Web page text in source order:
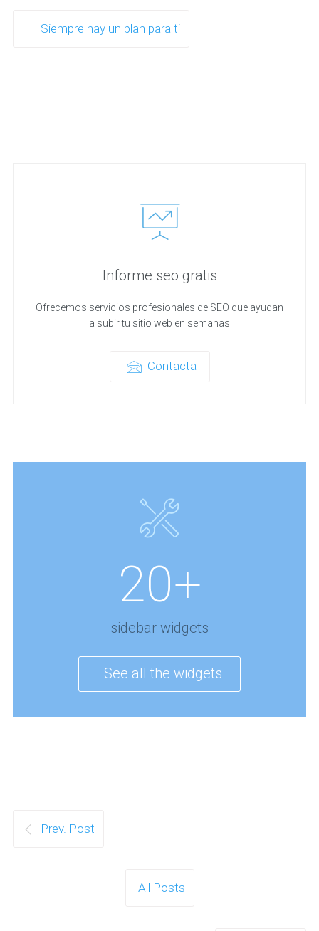
Siempre hay un plan para ti
Informe seo gratis
Ofrecemos servicios profesionales de SEO que ayudan
a subir tu sitio web en semanas
Contacta
20+
sidebar widgets
See all the widgets
Prev. Post
All Posts